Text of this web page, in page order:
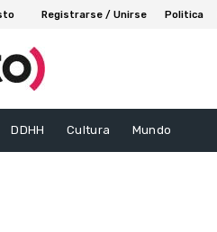
Registrarse / Unirse Politica
DDHH Cultura Mundo